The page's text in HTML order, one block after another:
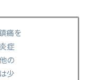
痛を
症
の
少